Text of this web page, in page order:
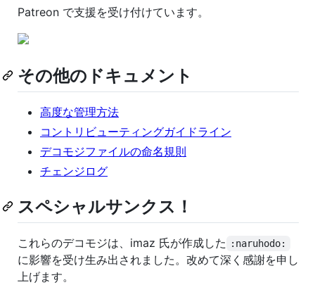
Patreon で支援を受け付けています。
その他のドキュメント
高度な管理方法
コントリビューティングガイドライン
デコモジファイルの命名規則
チェンジログ
スペシャルサンクス！
これらのデコモジは、imaz 氏が作成した :naruhodo:
に影響を受け生み出されました。改めて深く感謝を申し
上げます。